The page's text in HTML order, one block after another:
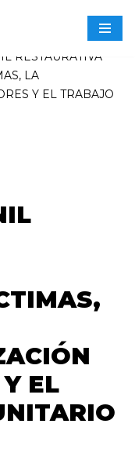
RESTAURATIVA
LA
Y EL TRABAJO
EL